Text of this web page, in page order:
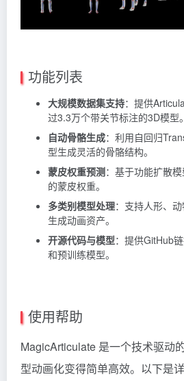
功能列表
大规模数据集支持：提供
过3.3万个带关节标注的3D模型。
自动骨骼生成：利用自回归
型生成灵活的骨骼结构。
蒙皮权重预测：基于功能扩散
的蒙皮权重。
多类别模型处理：支持人形、
生成动画资产。
开源代码与模型：提供GitHub
和预训练模型。
使用帮助
MagicArticulate 是一个技术驱动
型动画化变得简单高效。以下是